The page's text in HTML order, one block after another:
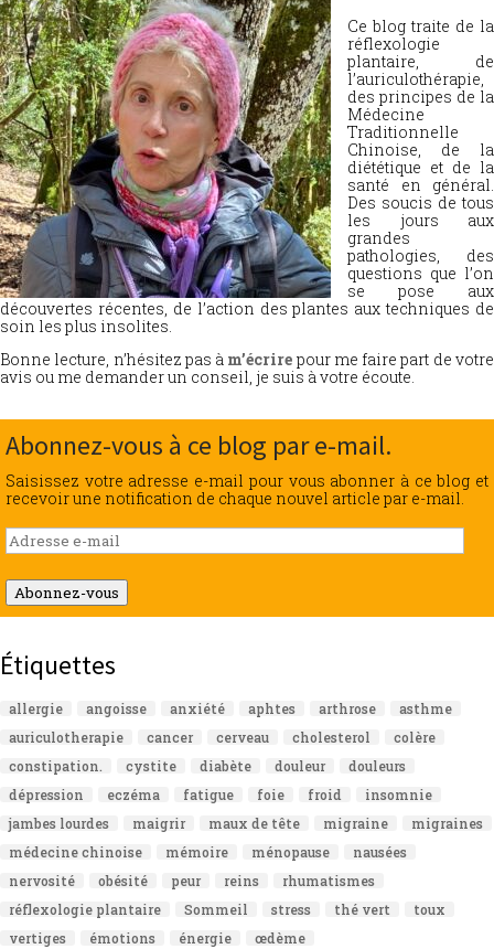
Ce blog traite de la
réflexologie
plantaire, de
l’auriculothérapie,
des principes de la
Médecine
Traditionnelle
Chinoise, de la
diététique et de la
santé en général.
Des soucis de tous
les jours aux
grandes
pathologies, des
questions que l’on
se pose aux
découvertes récentes, de l’action des plantes aux techniques de
soin les plus insolites.
Bonne lecture, n’hésitez pas à m’écrire pour me faire part de votre
avis ou me demander un conseil, je suis à votre écoute.
Abonnez-vous à ce blog par e-mail.
Saisissez votre adresse e-mail pour vous abonner à ce blog et
recevoir une notification de chaque nouvel article par e-mail.
Adresse
e-
mail
Abonnez-vous
Étiquettes
allergie angoisse anxiété aphtes arthrose
asthme
auriculotherapie
cancer cerveau cholesterol
colère
constipation.
cystite diabète douleur
douleurs
dépression
eczéma fatigue foie froid
insomnie
jambes lourdes
maigrir maux de tête migraine
migraines
médecine chinoise
mémoire ménopause
nausées
nervosité
obésité peur reins
rhumatismes
réflexologie plantaire
Sommeil stress thé vert
toux
vertiges
émotions énergie œdème